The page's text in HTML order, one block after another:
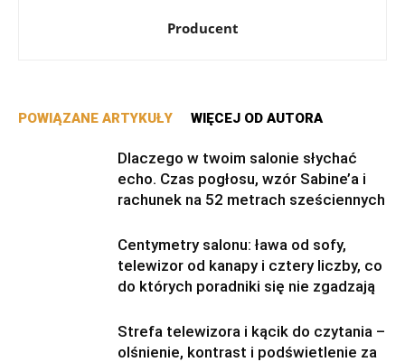
Producent
POWIĄZANE ARTYKUŁY WIĘCEJ OD AUTORA
Dlaczego w twoim salonie słychać
echo. Czas pogłosu, wzór Sabine’a i
rachunek na 52 metrach sześciennych
Centymetry salonu: ława od sofy,
telewizor od kanapy i cztery liczby, co
do których poradniki się nie zgadzają
Strefa telewizora i kącik do czytania –
olśnienie, kontrast i podświetlenie za